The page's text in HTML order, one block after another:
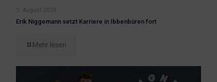
3. August 2026
Erik Niggemann setzt Karriere in Ibbenbüren fort
Mehr lesen